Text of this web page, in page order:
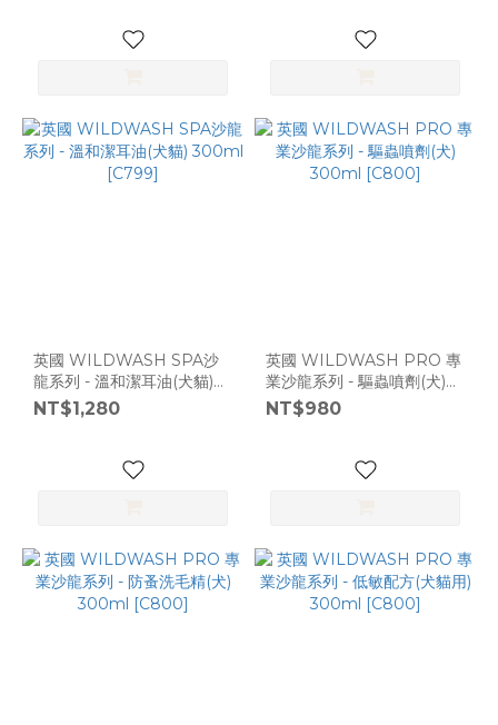
英國 WILDWASH SPA沙
龍系列 - 溫和潔耳油(犬貓)
300ml [C799]
NT$1,280
英國 WILDWASH PRO 專
業沙龍系列 - 驅蟲噴劑(犬)
300ml [C800]
NT$980